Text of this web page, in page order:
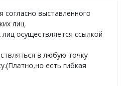
согласно выставленного
лиц.
осуществляется ссылкой
в любую точку
есть гибкая